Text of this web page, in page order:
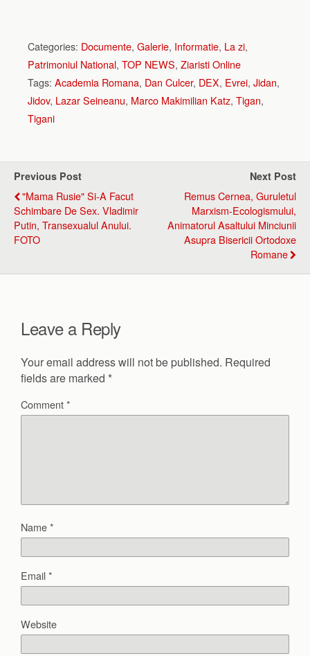
Categories: Documente, Galerie, Informatie, La zi,
Patrimoniul National, TOP NEWS, Ziaristi Online
Tags: Academia Romana, Dan Culcer, DEX, Evrei, Jidan,
Jidov, Lazar Seineanu, Marco Makimilian Katz, Tigan,
Tigani
Previous Post
"Mama Rusie" Si-A Facut
Schimbare De Sex. Vladimir
Putin, Transexualul Anului.
FOTO
Next Post
Remus Cernea, Guruletul
Marxism-Ecologismului,
Animatorul Asaltului Minciunii
Asupra Bisericii Ortodoxe
Romane
Leave a Reply
Your email address will not be published. Required
fields are marked *
Comment*
Name*
Email*
Website